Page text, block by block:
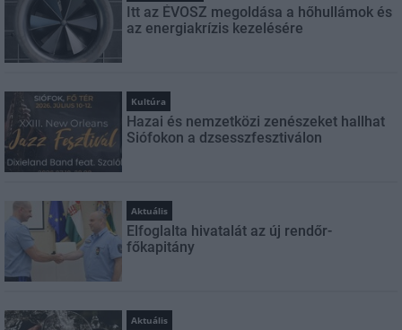
Itt az ÉVOSZ megoldása a hőhullámok és
az energiakrízis kezelésére
Kultúra
Hazai és nemzetközi zenészeket hallhat
Siófokon a dzsesszfesztiválon
Aktuális
Elfoglalta hivatalát az új rendőr-
főkapitány
Aktuális